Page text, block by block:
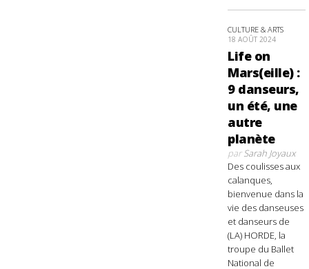
CULTURE & ARTS
18 AOÛT 2024
Life on
Mars(eille) :
9 danseurs,
un été, une
autre
planète
parSarah Joyaux
Des coulisses aux
calanques,
bienvenue dans la
vie des danseuses
et danseurs de
(LA) HORDE, la
troupe du Ballet
National de